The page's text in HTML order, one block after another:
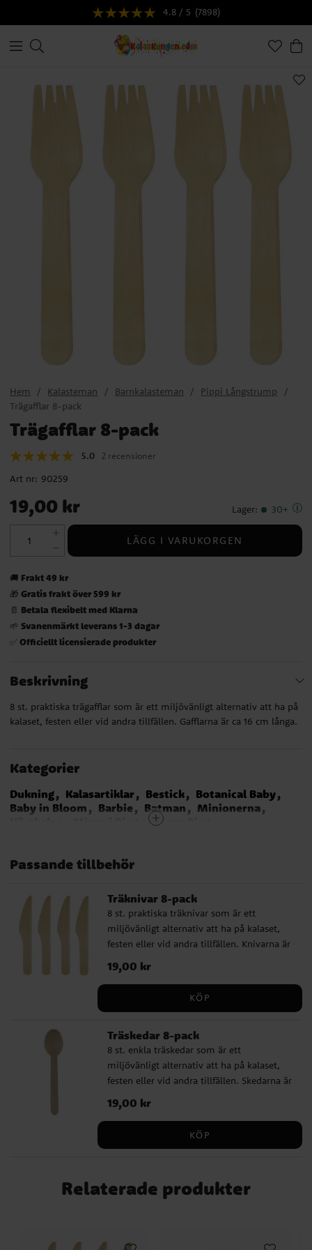
4.8 / 5 (7898)
Hem Kalasteman Barnkalasteman
Pippi Långstrump
Trägafflar 8-pack
Trägafflar 8-pack
5.0 2 recensioner
Art nr: 90259
Pris: 19,00 kr
19,00 kr Lager: 30+
LÄGG I VARUKORGEN
🚚 Frakt 49 kr
🎁 Gratis frakt över 599 kr
📄 Betala flexibelt med Klarna
🌱 Svanenmärkt leverans 1-3 dagar
✅ Officiellt licensierade produkter
Beskrivning
8 st. praktiska trägafflar som är ett miljövänligt alternativ att ha på
kalaset, festen eller vid andra tillfällen. Gafflarna är ca 16 cm långa.
Kategorier
Dukning Kalasartiklar Bestick
Botanical Baby
Baby in Bloom
Barbie Batman
Minionerna
Musse Pigg
Disco
Unicorn - Enhörning
Pyjamashjältarna
Miraculous Ladybug
LOL Surprise
Pippi Långstrump
Sjöjungfru - Mermaid
Ditsy Floral
Gaming Party Fjärilskalas
Dog Party
Fortnite - Battle Royal
Birthday Bear
Woodland Animals
Stylish Swan
Fordon
Narwhal Party
Baby Shark
LEGO Ninjago
Koala
Blues Clues
Teddybjörn Babyshower
Passande tillbehör
Träknivar 8-pack
8 st. praktiska träknivar som är ett
miljövänligt alternativ att ha på kalaset,
festen eller vid andra tillfällen. Knivarna är
ca 16 cm långa.
Pris:19,00 kr
19,00 kr
KÖP
Träskedar 8-pack
8 st. enkla träskedar som är ett
miljövänligt alternativ att ha på kalaset,
festen eller vid andra tillfällen. Skedarna är
ca 16 cm långa.
Pris:19,00 kr
19,00 kr
KÖP
Relaterade produkter